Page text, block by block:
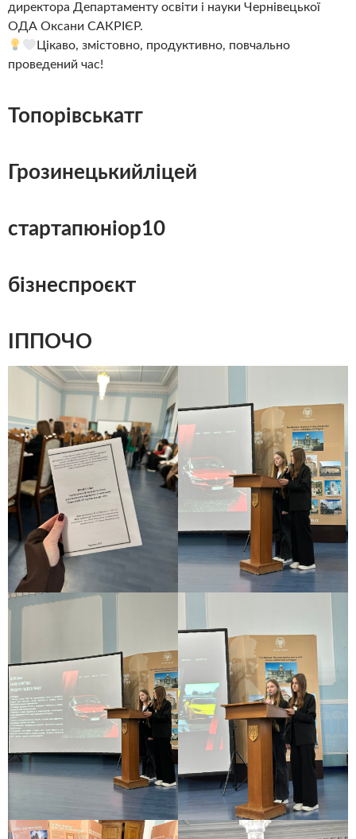
директора Департаменту освіти і науки Чернівецької
ОДА Оксани САКРІЄР.
Цікаво, змістовно, продуктивно, повчально
проведений час!
Топорівськатг
Грозинецькийліцей
стартапюніор10
бізнеспроєкт
ІППОЧО